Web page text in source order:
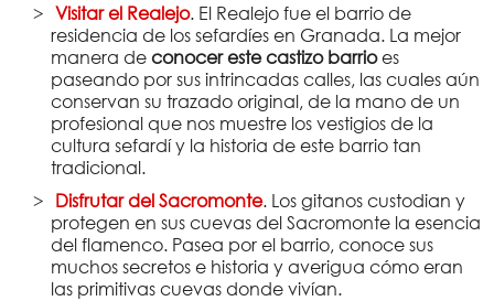
Visitar el Realejo. El Realejo fue el barrio de
residencia de los sefardíes en Granada. La mejor
manera deconocer este castizo barrioes
paseando por sus intrincadas calles, las cuales aún
conservan su trazado original, de la mano de un
profesional que nos muestre los vestigios de la
cultura sefardí y la historia de este barrio tan
tradicional.
Disfrutar del Sacromonte. Los gitanos custodian y
protegen en sus cuevas del Sacromonte la esencia
del flamenco. Pasea por el barrio, conoce sus
muchos secretos e historia y averigua cómo eran
las primitivas cuevas donde vivían.